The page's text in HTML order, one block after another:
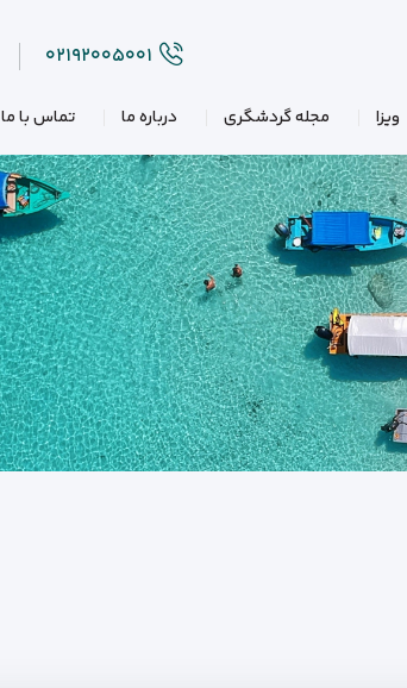
۰۲۱۹۲۰۰۵۰۰۱
ویزا مجله گردشگری درباره ما تماس با ما